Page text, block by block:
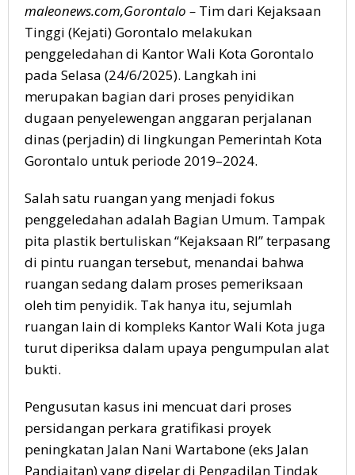
maleonews.com,Gorontalo – Tim dari Kejaksaan
Tinggi (Kejati) Gorontalo melakukan
penggeledahan di Kantor Wali Kota Gorontalo
pada Selasa (24/6/2025). Langkah ini
merupakan bagian dari proses penyidikan
dugaan penyelewengan anggaran perjalanan
dinas (perjadin) di lingkungan Pemerintah Kota
Gorontalo untuk periode 2019–2024.
Salah satu ruangan yang menjadi fokus
penggeledahan adalah Bagian Umum. Tampak
pita plastik bertuliskan “Kejaksaan RI” terpasang
di pintu ruangan tersebut, menandai bahwa
ruangan sedang dalam proses pemeriksaan
oleh tim penyidik. Tak hanya itu, sejumlah
ruangan lain di kompleks Kantor Wali Kota juga
turut diperiksa dalam upaya pengumpulan alat
bukti.
Pengusutan kasus ini mencuat dari proses
persidangan perkara gratifikasi proyek
peningkatan Jalan Nani Wartabone (eks Jalan
Pandjaitan) yang digelar di Pengadilan Tindak